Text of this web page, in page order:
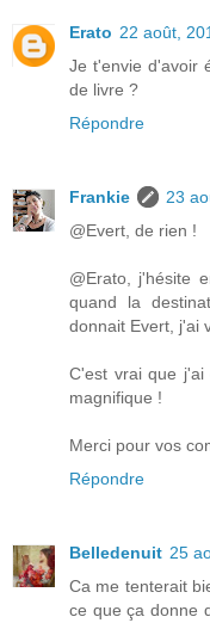
Erato 22 août,
Je t'envie d'avoir
de livre ?
Répondre
Frankie
23
@Evert, de rien !
@Erato, j'hésite
quand la
donnait Evert, j'ai
C'est vrai que
magnifique !
Merci pour vos
Répondre
Belledenuit 25
Ca me tenterait
ce que ça donne